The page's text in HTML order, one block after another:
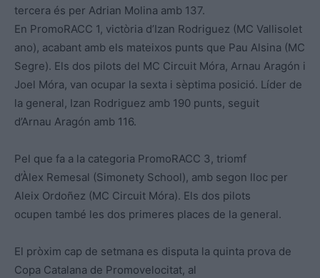
tercera és per Adrian Molina amb 137.
En PromoRACC 1, victòria d’Izan Rodriguez (MC Vallisolet
ano), acabant amb els mateixos punts que Pau Alsina (MC
Segre). Els dos pilots del MC Circuit Móra, Arnau Aragón i
Joel Móra, van ocupar la sexta i sèptima posició. Líder de
la general, Izan Rodriguez amb 190 punts, seguit
d’Arnau Aragón amb 116.
Pel que fa a la categoria PromoRACC 3, triomf
d’Àlex Remesal (Simonety School), amb segon lloc per
Aleix Ordoñez (MC Circuit Móra). Els dos pilots
ocupen també les dos primeres places de la general.
El pròxim cap de setmana es disputa la quinta prova de
Copa Catalana de Promovelocitat, al